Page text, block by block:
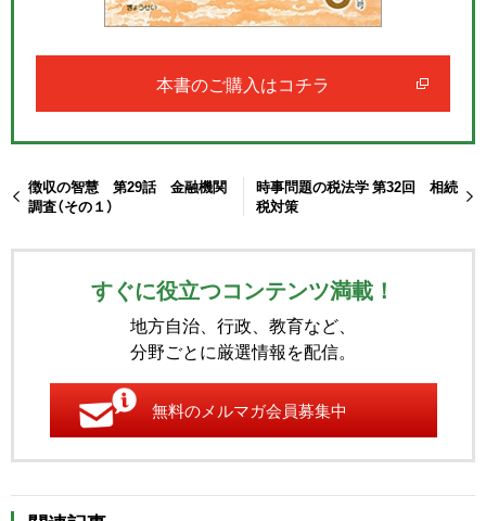
本書のご購入はコチラ
徴収の智慧 第29話 金融機関
調査（その１）
時事問題の税法学 第32回 相続
税対策
すぐに役立つコンテンツ満載！
地方自治、行政、教育など、
分野ごとに厳選情報を配信。
無料のメルマガ会員募集中